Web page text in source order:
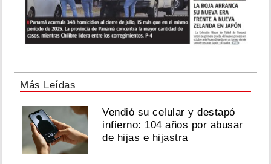
Más Leídas
Vendió su celular y destapó
infierno: 104 años por abusar
de hijas e hijastra